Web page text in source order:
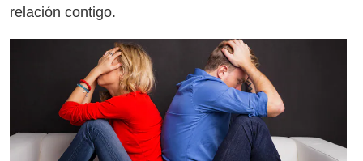
relación contigo.